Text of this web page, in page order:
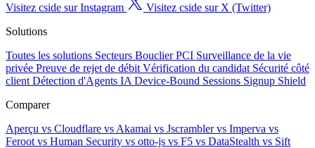
Visitez cside sur Instagram
Visitez cside sur X (Twitter)
Solutions
Toutes les solutions Secteurs Bouclier PCI Surveillance de la vie
privée Preuve de rejet de débit Vérification du candidat Sécurité côté
client Détection d'Agents IA Device-Bound Sessions Signup Shield
Comparer
Aperçu vs Cloudflare vs Akamai vs Jscramblervs Imperva vs
Feroot vs Human Security vs otto-js vs F5 vs DataStealth vs Sift